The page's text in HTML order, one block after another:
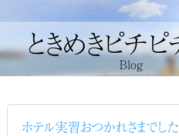
ときめきピチ
Blog
ホテル実習おつかれさまでした